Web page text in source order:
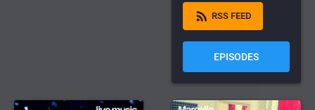
rss_feed RSS FEED
EPISODES